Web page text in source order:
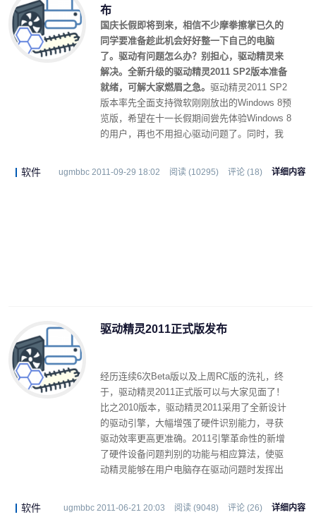
布
国庆长假即将到来，相信不少摩拳擦掌已久的
同学要准备趁此机会好好整一下自己的电脑
了。驱动有问题怎么办？别担心，驱动精灵来
解决。全新升级的驱动精灵2011 SP2版本准备
就绪，可解大家燃眉之急。 驱动精灵2011 SP2
版本率先全面支持微软刚刚放出的Windows 8预
览版，希望在十一长假期间尝先体验Windows 8
的用户，再也不用担心驱动问题了。同时，我
了升级，不仅解决之前的部分BUG，同时也增
软件 ugmbbc 2011-09-29 18:02 阅读 (10295) 评论 (18) 详细内容
驱动精灵2011正式版发布
经历连续6次Beta版以及上周RC版的洗礼，终
于，驱动精灵2011正式版可以与大家见面了！
比之2010版本，驱动精灵2011采用了全新设计
的驱动引擎，大幅增强了硬件识别能力，寻获
驱动效率更高更准确。2011引擎革命性的新增
了硬件设备问题判别的功能与相应算法，使驱
动精灵能够在用户电脑存在驱动问题时发挥出
软件 ugmbbc 2011-06-21 20:03 阅读 (9048) 评论 (26) 详细内容